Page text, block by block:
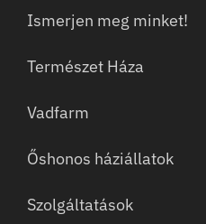
Ismerjen meg minket!
Természet Háza
Vadfarm
Őshonos háziállatok
Szolgáltatások